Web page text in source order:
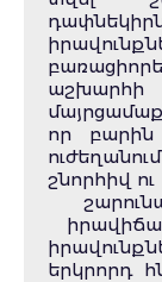
որ
շնորհիվ
երկրորդ